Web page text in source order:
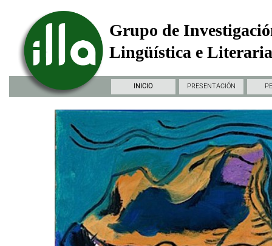
Grupo de
Lingüística e
INICIO PRESENTACIÓN